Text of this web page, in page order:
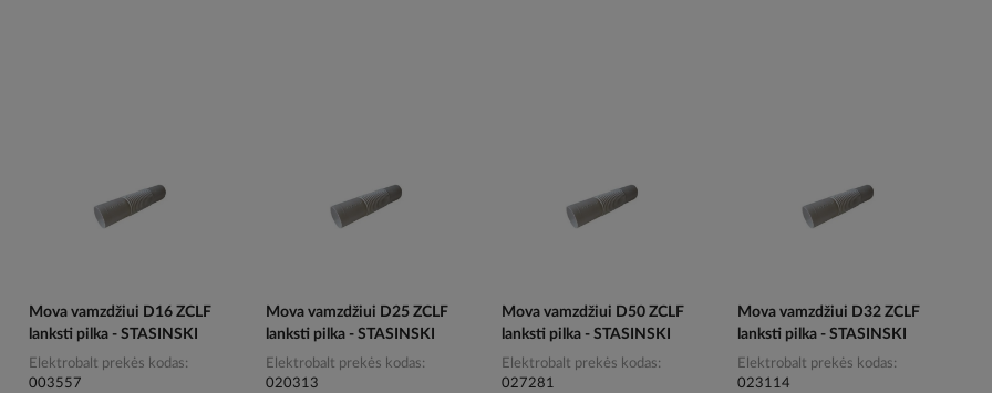
Mova vamzdžiui D16 ZCLF
lanksti pilka - STASINSKI
Elektrobalt prekės kodas
003557
Mova vamzdžiui D25 ZCLF
lanksti pilka - STASINSKI
Elektrobalt prekės kodas
020313
Mova vamzdžiui D50 ZCLF
lanksti pilka - STASINSKI
Elektrobalt prekės kodas
027281
Mova vamzdžiui D32 ZCLF
lanksti pilka - STASINSKI
Elektrobalt prekės kodas
023114